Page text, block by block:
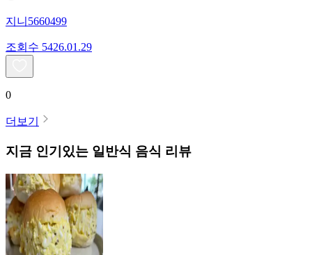
지니5660499
조회수 5426.01.29
0
더보기
지금 인기있는 일반식 음식 리뷰